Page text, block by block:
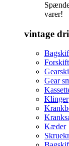
varer!
vintage
Gear
Klinger
Kæder